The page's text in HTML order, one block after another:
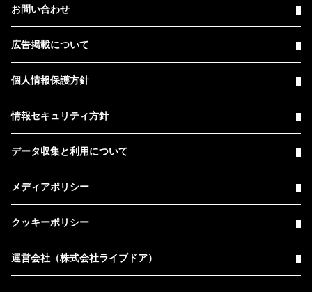
お問い合わせ
広告掲載について
個人情報保護方針
情報セキュリティ方針
データ収集と利用について
メディアポリシー
クッキーポリシー
運営会社（株式会社ライブドア）